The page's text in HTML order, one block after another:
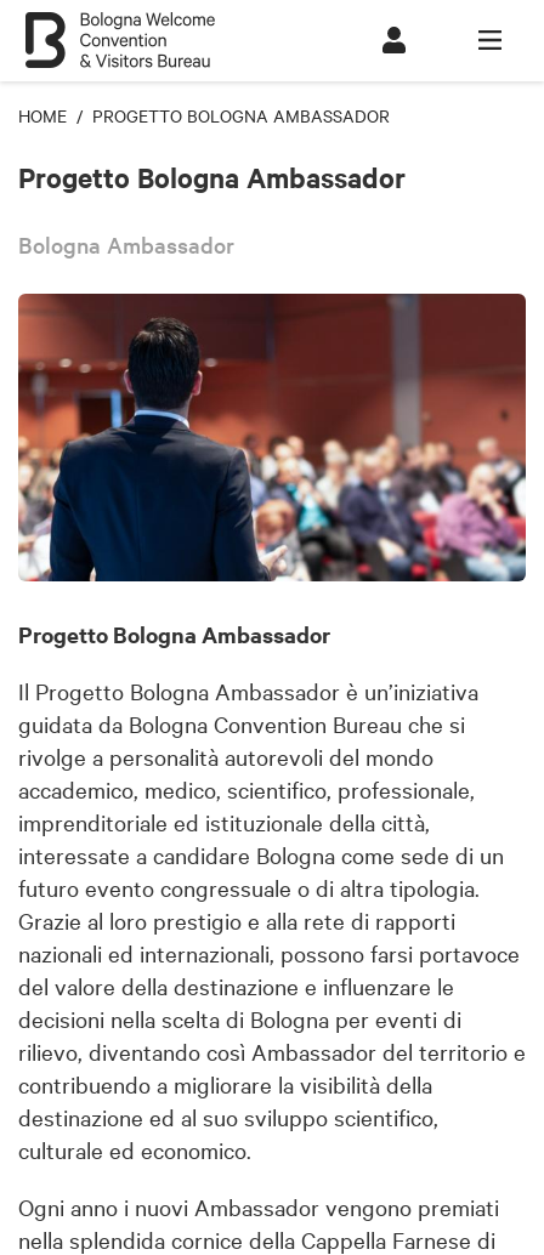
HOME / PROGETTO BOLOGNA AMBASSADOR
Progetto Bologna Ambassador
Bologna Ambassador
Progetto Bologna Ambassador
Il Progetto Bologna Ambassador è un’iniziativa
guidata da Bologna Convention Bureau che si
rivolge a personalità autorevoli del mondo
accademico, medico, scientifico, professionale,
imprenditoriale ed istituzionale della città,
interessate a candidare Bologna come sede di un
futuro evento congressuale o di altra tipologia.
Grazie al loro prestigio e alla rete di rapporti
nazionali ed internazionali, possono farsi portavoce
del valore della destinazione e influenzare le
decisioni nella scelta di Bologna per eventi di
rilievo, diventando così Ambassador del territorio e
contribuendo a migliorare la visibilità della
destinazione ed al suo sviluppo scientifico,
culturale ed economico.
Ogni anno i nuovi Ambassador vengono premiati
nella splendida cornice della Cappella Farnese di